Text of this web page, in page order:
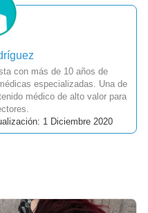
con más de 10 años de
especializadas. Una de
médico de alto valor para
1 Diciembre 2020